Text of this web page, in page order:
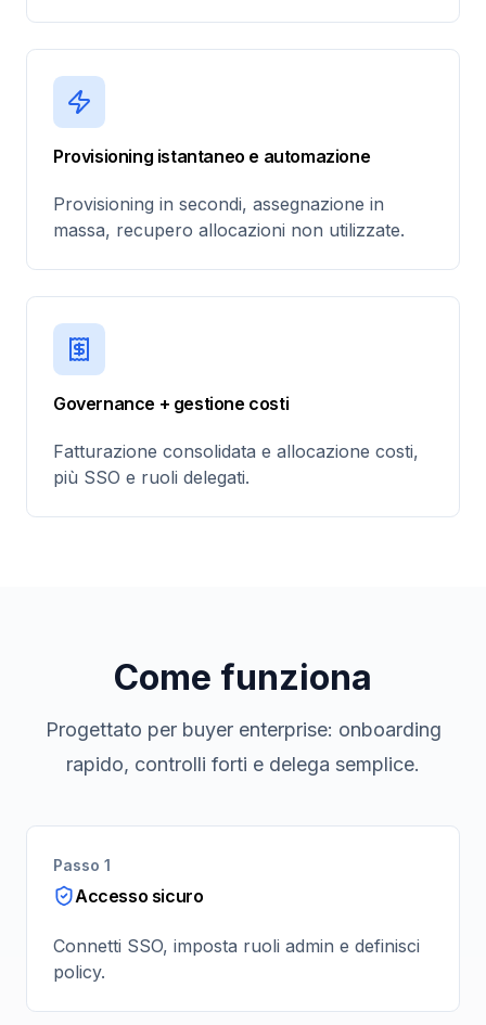
Provisioning istantaneo e automazione
Provisioning in secondi, assegnazione in
massa, recupero allocazioni non utilizzate.
Governance + gestione costi
Fatturazione consolidata e allocazione costi,
più SSO e ruoli delegati.
Come funziona
Progettato per buyer enterprise: onboarding
rapido, controlli forti e delega semplice.
Passo 1
Accesso sicuro
Connetti SSO, imposta ruoli admin e definisci
policy.